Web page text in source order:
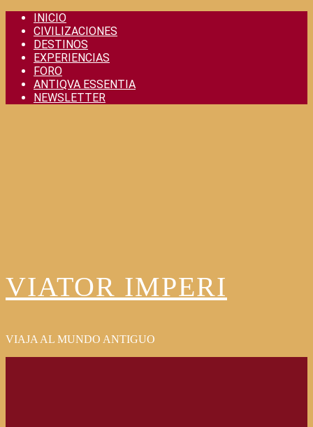
Skip
content
INICIO
CIVILIZACIONES
DESTINOS
EXPERIENCIAS
FORO
ANTIQVA ESSENTIA
NEWSLETTER
VIATOR IMPERI
VIAJA AL MUNDO ANTIGUO